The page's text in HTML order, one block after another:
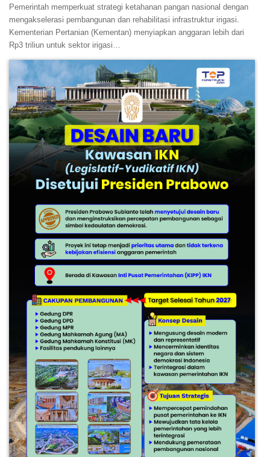
Pemerintah memperkuat strategi ketahanan pangan nasional dengan
mengakselerasi pembangunan dan rehabilitasi infrastruktur irigasi.
Kementerian Pertanian (Kementan) menyiapkan anggaran lebih dari
Rp3 triliun untuk sektor irigasi…